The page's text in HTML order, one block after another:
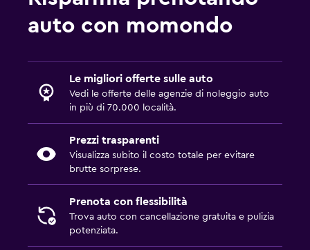
auto con momondo
Le migliori offerte sulle auto
Vedi le offerte delle agenzie di noleggio auto
in più di 70.000 località.
Prezzi trasparenti
Visualizza subito il costo totale per evitare
brutte sorprese.
Prenota con flessibilità
Trova auto con cancellazione gratuita e pulizia
potenziata.